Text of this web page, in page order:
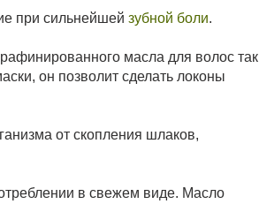
при сильнейшей зубной боли.
масла для волос так
он позволит сделать локоны
от скопления шлаков,
в свежем виде. Масло